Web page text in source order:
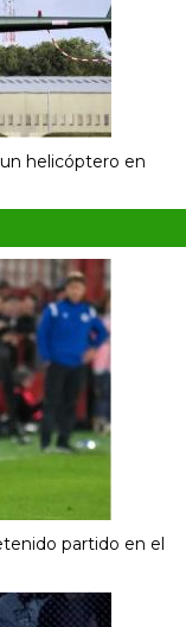
helicóptero en
partido en el